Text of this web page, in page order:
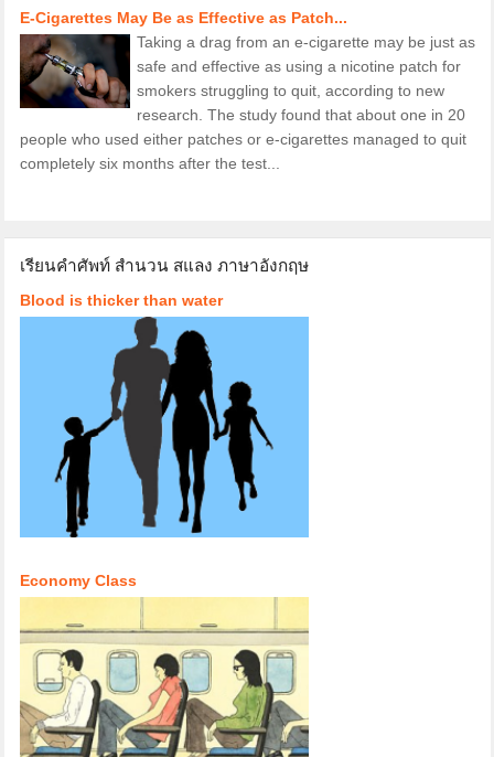
E-Cigarettes May Be as Effective as Patch...
Taking a drag from an e-cigarette may be just as
safe and effective as using a nicotine patch for
smokers struggling to quit, according to new
research. The study found that about one in 20
people who used either patches or e-cigarettes managed to quit
completely six months after the test...
เรียนคำศัพท์ สำนวน สแลง ภาษาอังกฤษ
Blood is thicker than water
Economy Class